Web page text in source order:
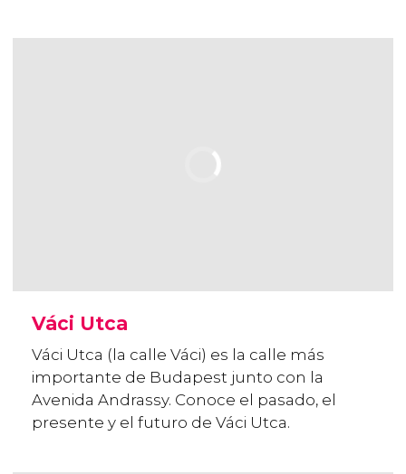
Váci Utca
Váci Utca (la calle Váci) es la calle más
importante de Budapest junto con la
Avenida Andrassy. Conoce el pasado, el
presente y el futuro de Váci Utca.